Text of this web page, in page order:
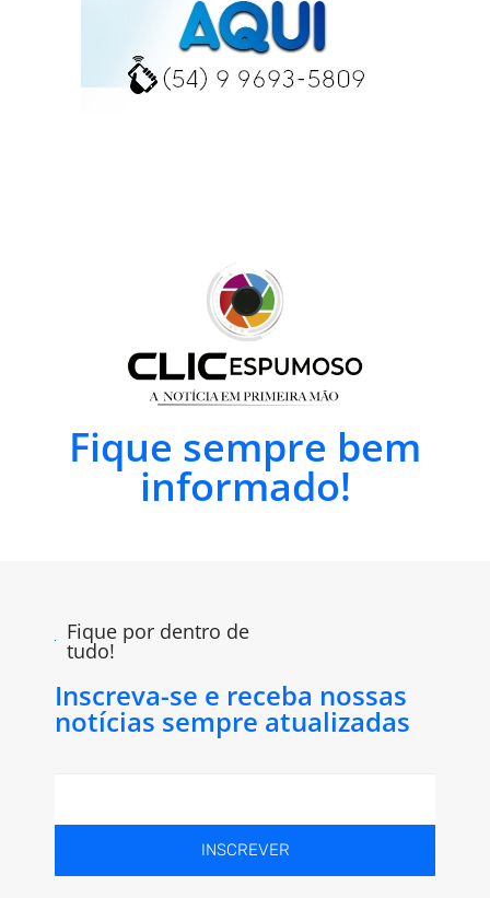
Fique sempre bem
informado!
Fique por dentro de
tudo!
Inscreva-se e receba nossas
notícias sempre atualizadas
INSCREVER